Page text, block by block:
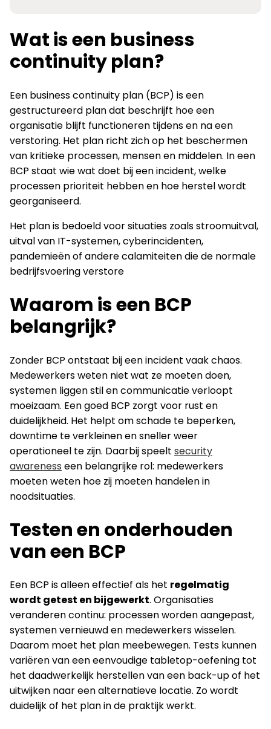
Wat is een business
continuity plan?
Een business continuity plan (BCP) is een
gestructureerd plan dat beschrijft hoe een
organisatie blijft functioneren tijdens en na een
verstoring. Het plan richt zich op het beschermen
van kritieke processen, mensen en middelen. In een
BCP staat wie wat doet bij een incident, welke
processen prioriteit hebben en hoe herstel wordt
georganiseerd.
Het plan is bedoeld voor situaties zoals stroomuitval,
uitval van IT-systemen, cyberincidenten,
pandemieën of andere calamiteiten die de normale
bedrijfsvoering verstore
Waarom is een BCP
belangrijk?
Zonder BCP ontstaat bij een incident vaak chaos.
Medewerkers weten niet wat ze moeten doen,
systemen liggen stil en communicatie verloopt
moeizaam. Een goed BCP zorgt voor rust en
duidelijkheid. Het helpt om schade te beperken,
downtime te verkleinen en sneller weer
operationeel te zijn. Daarbij speelt security
awareness een belangrijke rol: medewerkers
moeten weten hoe zij moeten handelen in
noodsituaties.
Testen en onderhouden
van een BCP
Een BCP is alleen effectief als het regelmatig
wordt getest en bijgewerkt. Organisaties
veranderen continu: processen worden aangepast,
systemen vernieuwd en medewerkers wisselen.
Daarom moet het plan meebewegen. Tests kunnen
variëren van een eenvoudige tabletop-oefening tot
het daadwerkelijk herstellen van een back-up of het
uitwijken naar een alternatieve locatie. Zo wordt
duidelijk of het plan in de praktijk werkt.